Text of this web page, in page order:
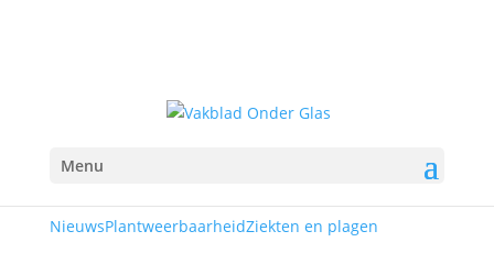
Menu
NieuwsPlantweerbaarheidZiekten en plagen